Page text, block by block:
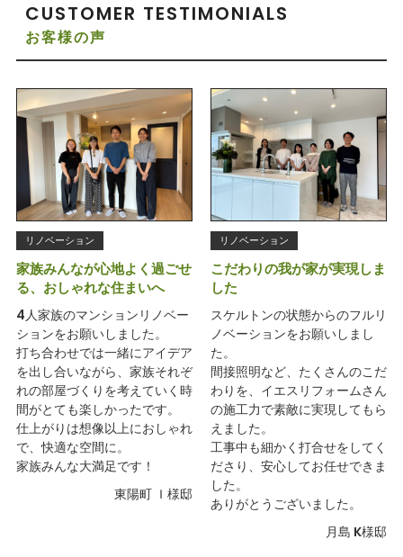
CUSTOMER TESTIMONIALS
お客様の声
リノベーション
家族みんなが心地よく過ごせ
る、おしゃれな住まいへ
4人家族のマンションリノベー
ションをお願いしました。
打ち合わせでは一緒にアイデア
を出し合いながら、家族それぞ
れの部屋づくりを考えていく時
間がとても楽しかったです。
仕上がりは想像以上におしゃれ
で、快適な空間に。
家族みんな大満足です！
東陽町 Ｉ様邸
リノベーション
こだわりの我が家が実現しま
した
スケルトンの状態からのフルリ
ノベーションをお願いしまし
た。
間接照明など、たくさんのこだ
わりを、イエスリフォームさん
の施工力で素敵に実現してもら
えました。
工事中も細かく打合せをしてく
ださり、安心してお任せできま
した。
ありがとうございました。
月島 K様邸